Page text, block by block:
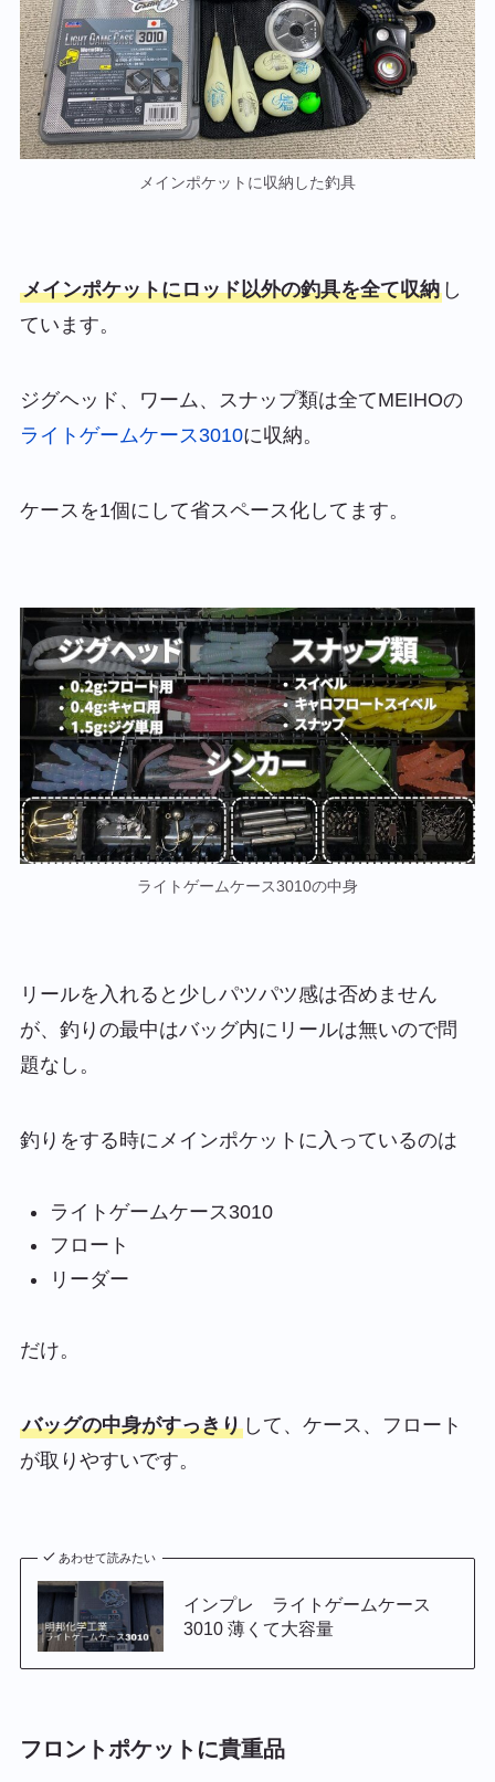
メインポケットに収納した釣具
メインポケットにロッド以外の釣具を全て収納し
ています。
ジグヘッド、ワーム、スナップ類は全てMEIHOの
ライトゲームケース3010に収納。
ケースを1個にして省スペース化してます。
ライトゲームケース3010の中身
リールを入れると少しパツパツ感は否めません
が、釣りの最中はバッグ内にリールは無いので問
題なし。
釣りをする時にメインポケットに入っているのは
ライトゲームケース3010
フロート
リーダー
だけ。
バッグの中身がすっきりして、ケース、フロート
が取りやすいです。
あわせて読みたい
インプレ ライトゲームケース
3010 薄くて大容量
フロントポケットに貴重品